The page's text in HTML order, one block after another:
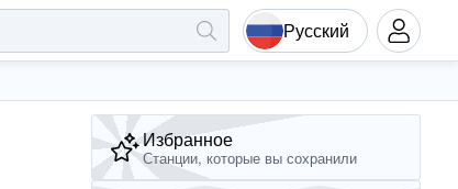
Русский
Избранное
Станции, которые вы сохранили